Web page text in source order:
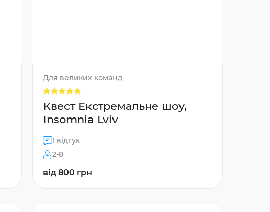
Для великих команд
Квест Екстремальне шоу,
Insomnia Lviv
1 відгук
2-8
від 800 грн